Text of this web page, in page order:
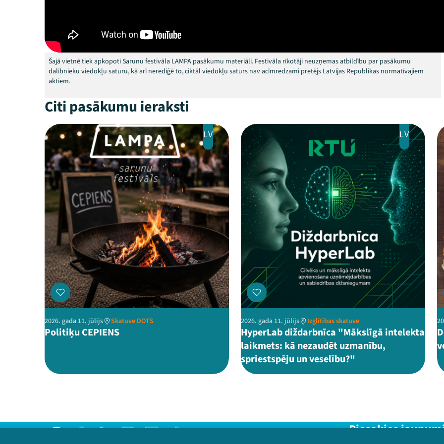
Šajā vietnē tiek apkopoti Sarunu festivāla LAMPA pasākumu materiāli. Festivāla rīkotāji neuzņemas atbildību par pasākumu
dalībnieku viedokļu saturu, kā arī nerediģē to, ciktāl viedokļu saturs nav acīmredzami pretējs Latvijas Republikas normatīvajiem
aktiem.
Citi pasākumu ieraksti
LV
2026. gada 11. jūlijs Skatuve DOTS
Politiķu CEPIENS
LV
2026. gada 11. jūlijs Izglītības skatuve
HyperLab diždarbnīca "Mākslīgā intelekta
laikmets: kā nezaudēt uzmanību,
spriestspēju un veselību?"
Piesakies